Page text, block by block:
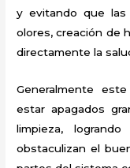
y evitando que las
olores, creación de
directamente la
Generalmente
estar apagados
limpieza,
obstaculizan el